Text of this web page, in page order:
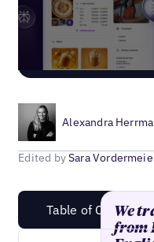
Alexandra
Edited bySara
Table of Content
We
from